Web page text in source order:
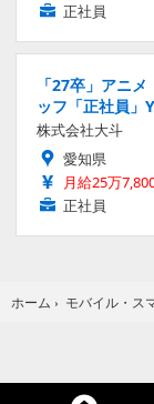
正社員
「27卒」アニ
ッフ「正社員」
株式会社大斗
愛知県
月給25万
正社員
ホーム › モバイル・ス